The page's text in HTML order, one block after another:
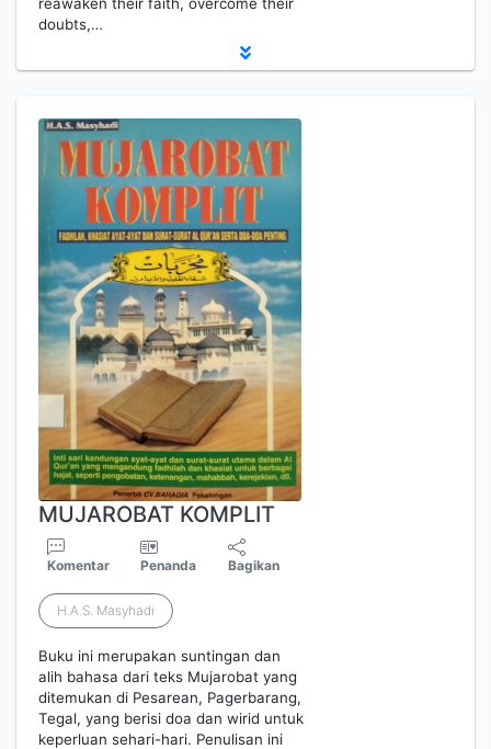
doubts,…
MUJAROBAT KOMPLIT
Komentar Penanda Bagikan
H.A.S. Masyhadi
Buku ini merupakan suntingan dan
alih bahasa dari teks Mujarobat yang
ditemukan di Pesarean, Pagerbarang,
Tegal, yang berisi doa dan wirid untuk
keperluan sehari-hari. Penulisan ini